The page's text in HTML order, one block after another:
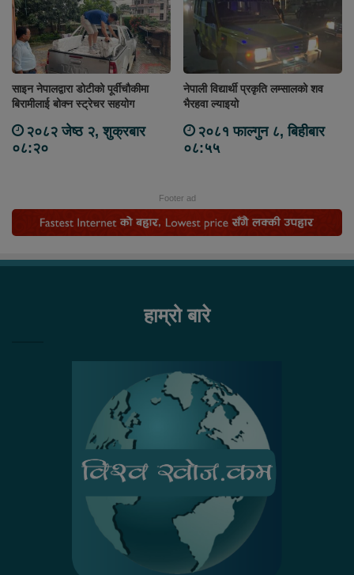
साइन नेपालद्वारा डोटीको पूर्वीचौकीमा
बिरामीलाई बोक्न स्ट्रेचर सहयोग
२०८२ जेष्ठ २, शुक्रबार
०८:२०
नेपाली विद्यार्थी प्रकृति लम्सालको शव
भैरहवा ल्याइयो
२०८१ फाल्गुन ८, बिहीबार
०८:५५
Footer ad
हाम्रो बारे